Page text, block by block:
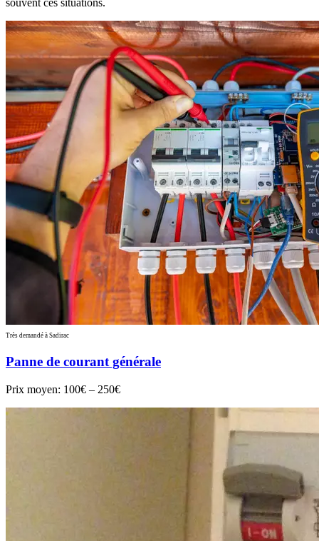
souvent ces situations.
Très demandé à Sadirac
Panne de courant générale
Prix moyen: 100€ – 250€